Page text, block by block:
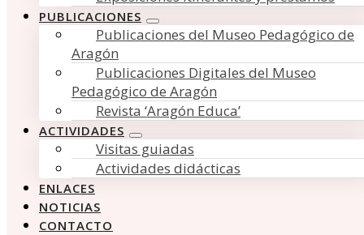
PUBLICACIONES
Publicaciones del Museo Pedagógico de
Aragón
Publicaciones Digitales del Museo
Pedagógico de Aragón
Revista ‘Aragón Educa’
ACTIVIDADES
Visitas guiadas
Actividades didácticas
ENLACES
NOTICIAS
CONTACTO